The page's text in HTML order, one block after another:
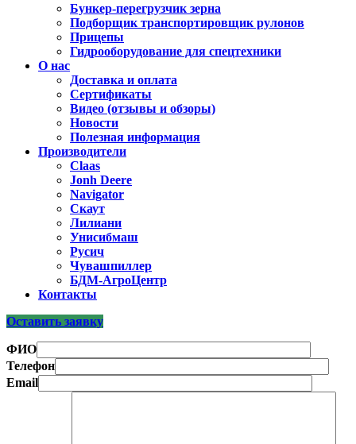
Бункер-перегрузчик зерна
Подборщик транспортировщик рулонов
Прицепы
Гидрооборудование для спецтехники
О нас
Доставка и оплата
Сертификаты
Видео (отзывы и обзоры)
Новости
Полезная информация
Производители
Claas
Jonh Deere
Navigator
Скаут
Лилиани
Унисибмаш
Русич
Чувашпиллер
БДМ-АгроЦентр
Контакты
Оставить заявку
ФИО
Телефон
Email